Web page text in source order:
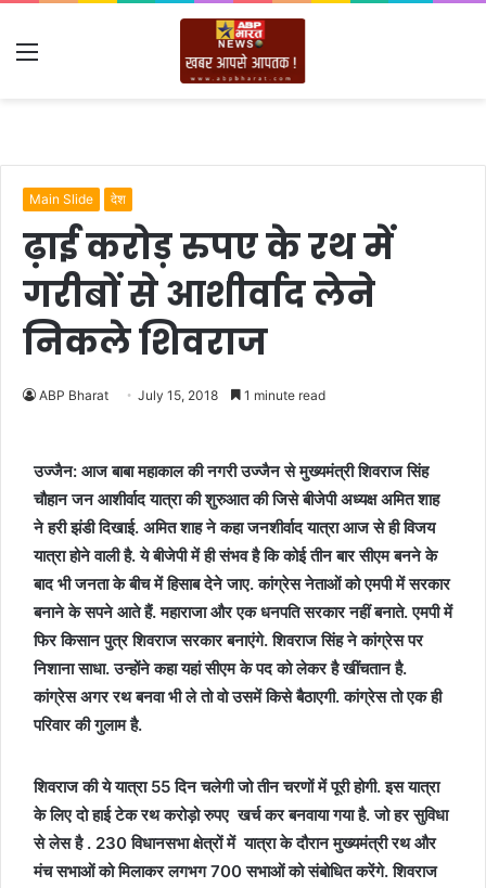
Menu
Main Slide देश
ढ़ाई करोड़ रुपए के रथ में
गरीबों से आशीर्वाद लेने
निकले शिवराज
ABP Bharat July 15, 2018 1 minute read
उज्जैन: आज बाबा महाकाल की नगरी उज्जैन से मुख्यमंत्री शिवराज सिंह
चौहान जन आशीर्वाद यात्रा की शुरुआत की जिसे बीजेपी अध्यक्ष अमित शाह
ने हरी झंडी दिखाई. अमित शाह ने कहा जनशीर्वाद यात्रा आज से ही विजय
यात्रा होने वाली है. ये बीजेपी में ही संभव है कि कोई तीन बार सीएम बनने के
बाद भी जनता के बीच में हिसाब देने जाए. कांग्रेस नेताओं को एमपी में सरकार
बनाने के सपने आते हैं. महाराजा और एक धनपति सरकार नहीं बनाते. एमपी में
फिर किसान पुत्र शिवराज सरकार बनाएंगे. शिवराज सिंह ने कांग्रेस पर
निशाना साधा. उन्होंने कहा यहां सीएम के पद को लेकर है खींचतान है.
कांग्रेस अगर रथ बनवा भी ले तो वो उसमें किसे बैठाएगी. कांग्रेस तो एक ही
परिवार की गुलाम है.
शिवराज की ये यात्रा 55 दिन चलेगी जो तीन चरणों में पूरी होगी. इस यात्रा
के लिए दो हाई टेक रथ करोड़ो रुपए खर्च कर बनवाया गया है. जो हर सुविधा
से लेस है . 230 विधानसभा क्षेत्रों में यात्रा के दौरान मुख्यमंत्री रथ और
मंच सभाओं को मिलाकर लगभग 700 सभाओं को संबोधित करेंगे. शिवराज